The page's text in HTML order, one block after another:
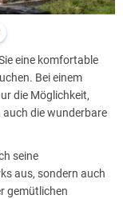
eine komfortable
Bei einem
die Möglichkeit,
auch die wunderbare
seine
aus, sondern auch
gemütlichen